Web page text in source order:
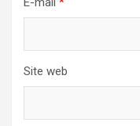
Site web